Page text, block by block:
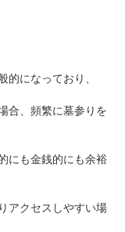
的になっており、
合、頻繁に墓参りを
にも金銭的にも余裕
アクセスしやすい場